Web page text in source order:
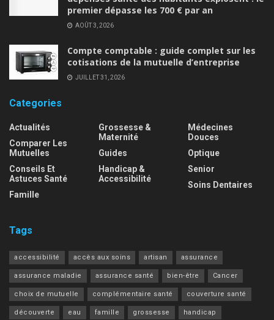
premier dépasse les 700 € par an
AOÛT 3, 2026
Compte comptable : guide complet sur les
cotisations de la mutuelle d’entreprise
JUILLET 31, 2026
Categories
Actualités
Comparer Les
Mutuelles
Conseils Et
Astuces Santé
Famille
Grossesse &
Maternité
Guides
Handicap &
Accessibilité
Médecines
Douces
Optique
Senior
Soins Dentaires
Tags
accessibilité accès aux soins artisan assurance
assurance maladie assurance santé bien-être Cancer
choix de mutuelle complémentaire santé couverture santé
découverte eau famille grossesse handicap